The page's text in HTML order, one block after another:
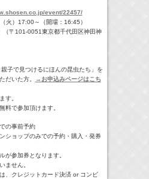
event/22457/
火）17:00～（開場：16:45）
（〒101-0051東京都千代田区神田神
親子で見つけるにほんの昆虫たち」を
だいた方。
→お申込みページはこち
す。
料で参加頂けます。
の事前予約
ショップのみでの予約・購入・発券
が参加券となります。
ません。
、クレジットカード決済 or コンビ